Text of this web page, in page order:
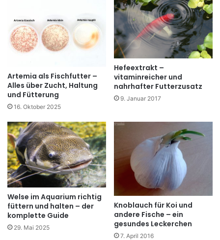
Artemia als Fischfutter –
Alles über Zucht, Haltung
und Fütterung
16. Oktober 2025
Hefeextrakt –
vitaminreicher und
nahrhafter Futterzusatz
9. Januar 2017
Welse im Aquarium richtig
füttern und halten – der
komplette Guide
29. Mai 2025
Knoblauch für Koi und
andere Fische – ein
gesundes Leckerchen
7. April 2016